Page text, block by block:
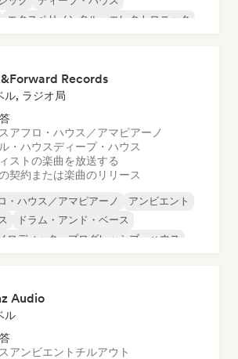
エクスペリメンタル・エレクトロニック
Records
ル, ラジオ局
アフロ・ハウス／アマピアーノ
・ハウスディープ・ハウス
ストの楽曲を放送する
契約または楽曲のリリース
・ハウス／アマピアーノ
アンビエント
ドラム・アンド・ベース
メロディック・プログレッシブ・ハウス
Audio
ル
アンビエント チルアウト